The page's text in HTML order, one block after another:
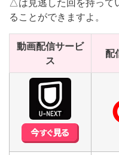
ることができますよ。
動画配信サービ
ス
配